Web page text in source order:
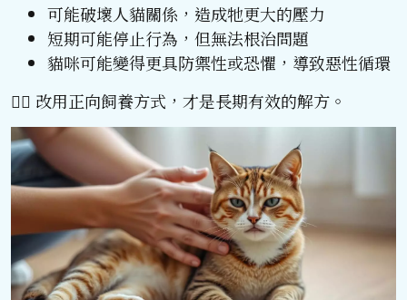
可能破壞人貓關係，造成牠更大的壓力
短期可能停止行為，但無法根治問題
貓咪可能變得更具防禦性或恐懼，導致惡性循環
🧘‍♂️ 改用正向飼養方式，才是長期有效的解方。